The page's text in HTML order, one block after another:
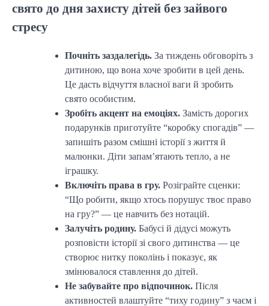
свято до дня захисту дітей без зайвого
стресу
Почніть заздалегідь. За тиждень обговоріть з
дитиною, що вона хоче зробити в цей день.
Це дасть відчуття власної ваги й зробить
свято особистим.
Зробіть акцент на емоціях. Замість дорогих
подарунків приготуйте “коробку спогадів” —
запишіть разом смішні історії з життя й
малюнки. Діти запам’ятають тепло, а не
іграшку.
Включіть права в гру. Розіграйте сценки:
“Що робити, якщо хтось порушує твоє право
на гру?” — це навчить без нотацій.
Залучіть родину. Бабусі й дідусі можуть
розповісти історії зі свого дитинства — це
створює нитку поколінь і показує, як
змінювалося ставлення до дітей.
Не забувайте про відпочинок. Після
активностей влаштуйте “тиху годину” з чаєм і